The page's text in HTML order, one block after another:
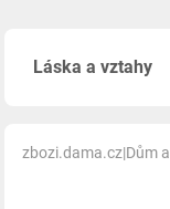
Láska a vztahy
zbozi.dama.cz|Dům